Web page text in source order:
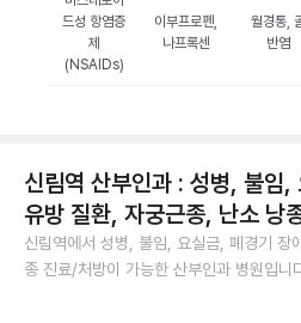
드성 항염증
제
(NSAIDs)
이부프로펜,
나프록센
월경통,
반염
신림역 산부인과 : 성병, 불임,
유방 질환, 자궁근종, 난소 낭
신림역에서 성병, 불임, 요실금, 폐경기 장
종 진료/처방이 가능한 산부인과 병원입니